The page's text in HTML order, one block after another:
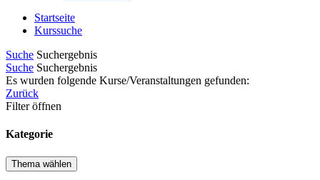
Startseite
Kurssuche
Suche Suchergebnis
Suche Suchergebnis
Es wurden folgende Kurse/Veranstaltungen gefunden:
Zurück
Filter öffnen
Kategorie
Thema wählen